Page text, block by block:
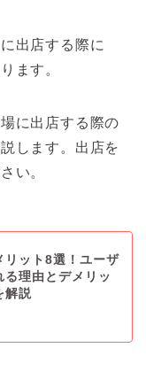
出店する際に
ます。
に出店する際の
します。出店を
い。
リット8選！ユーザ
る理由とデメリッ
解説